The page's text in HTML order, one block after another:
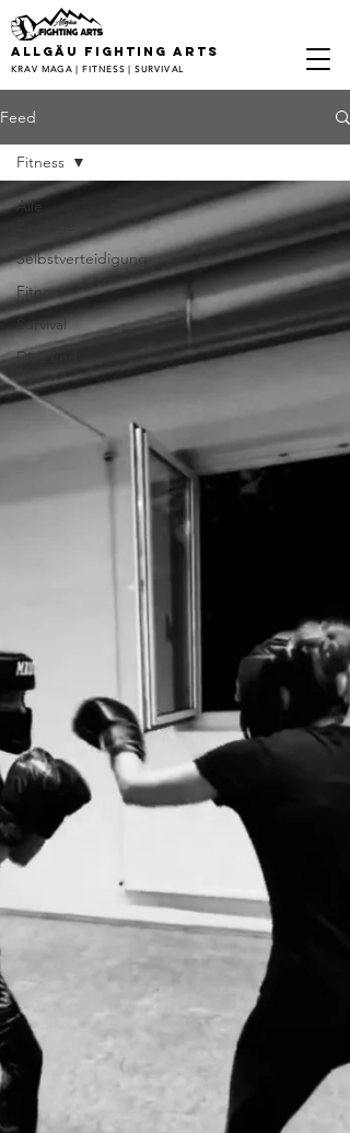
ALLGÄU FIGHTING ARTS
KRAV MAGA | FITNESS | SURVIVAL
Feed
Alle
Selbstverteidigung
Fitness
Survival
Dies und
Fitness